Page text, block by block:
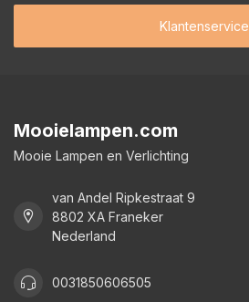
Klantenservice
Mooielampen.com
Mooie Lampen en Verlichting
van Andel Ripkestraat 9
8802 XA Franeker
Nederland
0031850606505